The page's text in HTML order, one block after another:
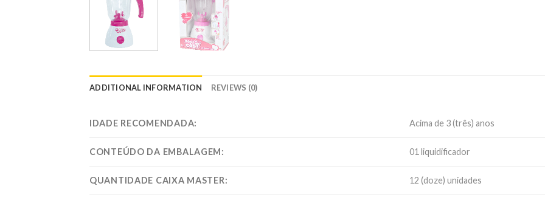
ADDITIONAL INFORMATION REVIEWS (0)
IDADE RECOMENDADA: Acima de 3 (três) anos
CONTEÚDO DA EMBALAGEM: 01 liquidificador
QUANTIDADE CAIXA MASTER: 12 (doze) unidades